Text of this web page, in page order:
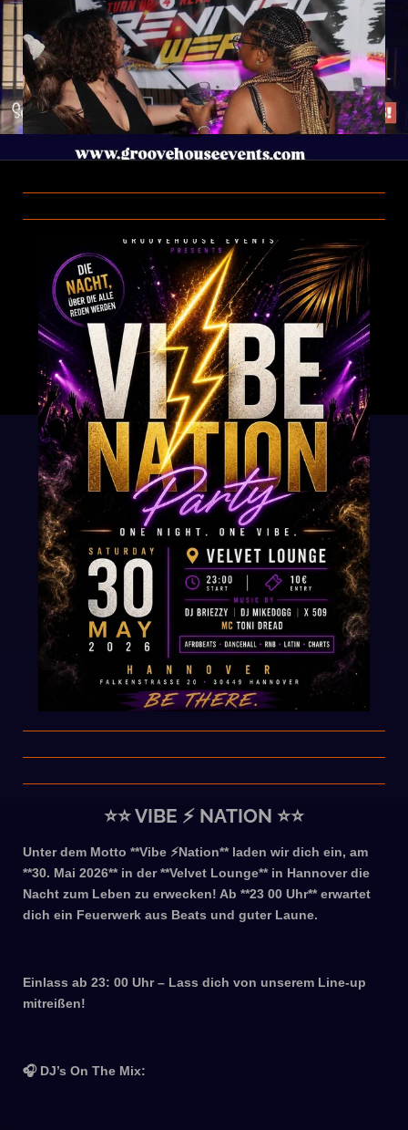
⭐️⭐️ VIBE ⚡️ NATION ⭐️⭐️
Unter dem Motto **Vibe ⚡️Nation** laden wir dich ein, am
**30. Mai 2026** in der **Velvet Lounge** in Hannover die
Nacht zum Leben zu erwecken! Ab **23 00 Uhr** erwartet
dich ein Feuerwerk aus Beats und guter Laune.
Einlass ab 23: 00 Uhr – Lass dich von unserem Line-up
mitreißen!
🎧DJ’s On The Mix: